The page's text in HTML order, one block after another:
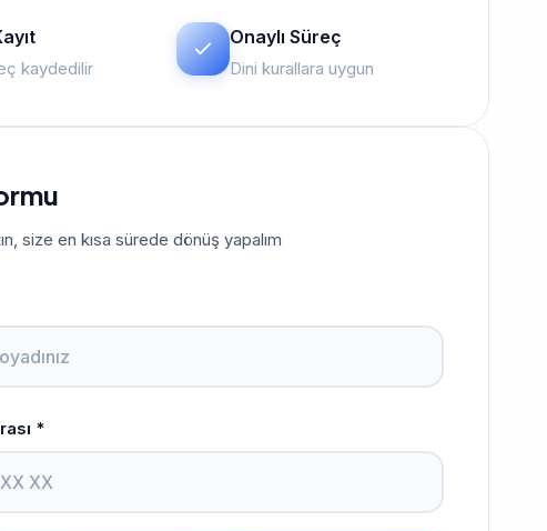
kaydedilir
Onaylı Süreç
Dini kurallara uygun
size en kısa sürede dönüş yapalım
*